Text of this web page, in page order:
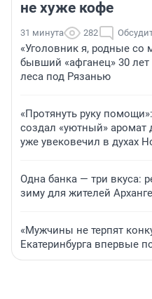
не хуже кофе
31 минута 282
«Уголовник я, родные со
бывший «афганец» 30
леса под Рязанью
«Протянуть руку
создал «уютный» аромат
уже увековечил в духах
Одна банка — три вкуса:
зиму для жителей
«Мужчины не терпят
Екатеринбурга впервые